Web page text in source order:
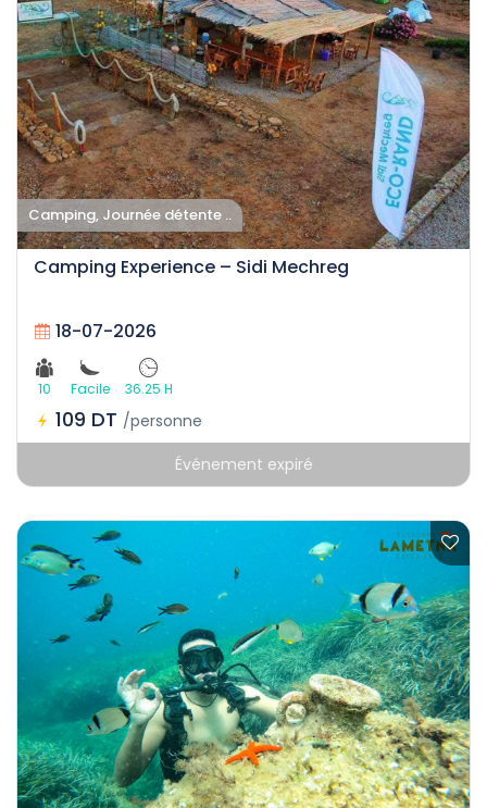
Camping, Journée détente ..
Camping Experience – Sidi Mechreg
18-07-2026
10 Facile 36.25 H
109 DT /personne
Événement expiré